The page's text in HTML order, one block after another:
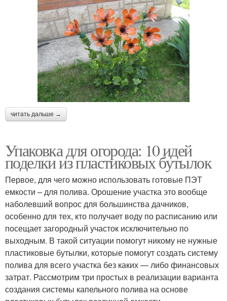
читать дальше →
Упаковка для огорода: 10 идей
поделки из пластиковых бутылок
Первое, для чего можно использовать готовые ПЭТ
емкости – для полива. Орошение участка это вообще
наболевший вопрос для большинства дачников,
особенно для тех, кто получает воду по расписанию или
посещает загородный участок исключительно по
выходным. В такой ситуации помогут никому не нужные
пластиковые бутылки, которые помогут создать систему
полива для всего участка без каких — либо финансовых
затрат. Рассмотрим три простых в реализации варианта
создания системы капельного полива на основе